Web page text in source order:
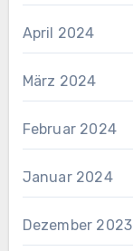
April 2024
März 2024
Februar 2024
Januar 2024
Dezember 2023